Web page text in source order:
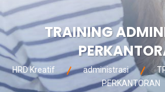
TRAINING
HRD Kreatif administrasi
PERKANTORAN